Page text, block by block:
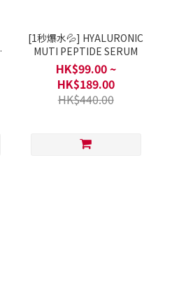
[1秒爆水💦] HYALURONIC
MUTI PEPTIDE SERUM
HK$99.00 ~
HK$189.00
HK$440.00